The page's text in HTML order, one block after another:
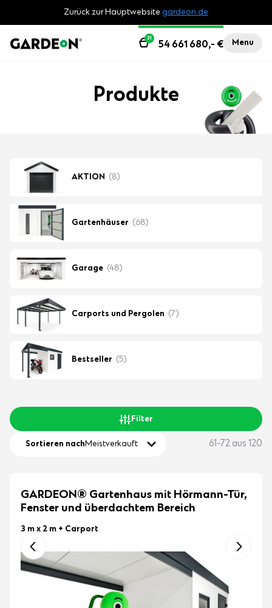
Zurück zur Hauptwebsite gardeon.de
Menu
54 661 680,- €
31
Produkte
AKTION (8)
Gartenhäuser (68)
Garage (48)
Carports und Pergolen (7)
Bestseller (5)
Filter
Sortieren nachMeistverkauft 61-72 aus 120
GARDEON® Gartenhaus mit Hörmann-Tür,
Fenster und überdachtem Bereich
3 m x 2 m + Carport